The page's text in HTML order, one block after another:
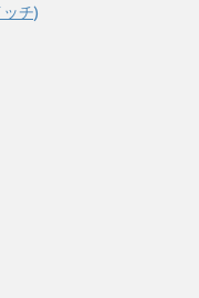
チ)